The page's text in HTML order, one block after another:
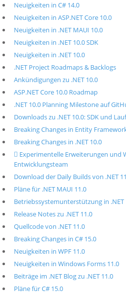
Neuigkeiten in C# 14.0
Neuigkeiten in ASP.NET Core 10.0
Neuigkeiten in .NET MAUI 10.0
Neuigkeiten in .NET 10.0 SDK
Neuigkeiten in .NET 10.0
.NET Project Roadmaps & Backlogs
Ankündigungen zu .NET 10.0
ASP.NET Core 10.0 Roadmap
.NET 10.0 Planning Milestone auf
Downloads zu .NET 10.0: SDK und
Breaking Changes in Entity
Breaking Changes in .NET 10.0
 Experimentelle Erweiterungen und
Entwicklungsteam
Download der Daily Builds von .NET
Pläne für .NET MAUI 11.0
Betriebssystemunterstützung in .NET
Release Notes zu .NET 11.0
Quellcode von .NET 11.0
Breaking Changes in C# 15.0
Neuigkeiten in WPF 11.0
Neuigkeiten in Windows Forms 11.0
Beiträge im .NET Blog zu .NET 11.0
Pläne für C# 15.0